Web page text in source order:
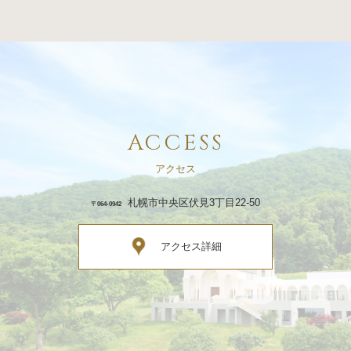
ACCESS
アクセス
〒064-0942 札幌市中央区伏見3丁目22-50
アクセス詳細